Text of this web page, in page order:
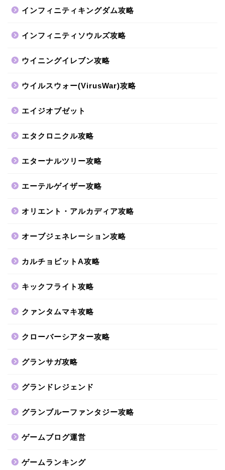
インフィニティキングダム攻略
インフィニティソウルズ攻略
ウイニングイレブン攻略
ウイルスウォー(VirusWar)攻略
エイジオブゼット
エタクロニクル攻略
エターナルツリー攻略
エーテルゲイザー攻略
オリエント・アルカディア攻略
オーブジェネレーション攻略
カルチョビットA攻略
キックフライト攻略
クァンタムマキ攻略
クローバーシアター攻略
グランサガ攻略
グランドレジェンド
グランブルーファンタジー攻略
ゲームブログ運営
ゲームランキング